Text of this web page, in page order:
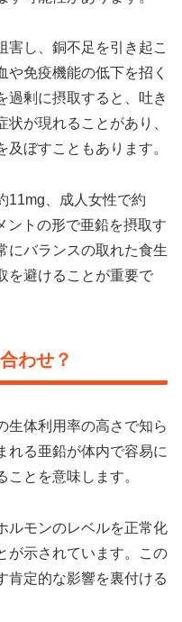
害し、銅不足を引き起こ
免疫機能の低下を招く
過剰に摂取すると、吐き
が現れることがあり、
ぼすこともあります。
11mg、成人女性で約
ントの形で亜鉛を摂取す
にバランスの取れた食生
を避けることが重要で
わせ？
生体利用率の高さで知ら
れる亜鉛が体内で容易に
とを意味します。
ルモンのレベルを正常化
が示されています。この
肯定的な影響を裏付ける